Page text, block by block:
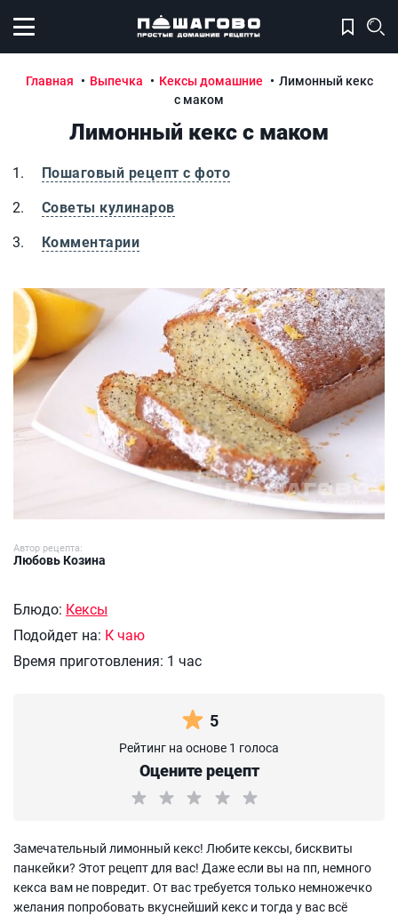
Открыть меню
Главная Выпечка Кексы домашние
Лимонный кекс
с маком
Лимонный кекс с маком
Пошаговый рецепт с фото
Советы кулинаров
Комментарии
Лимонный кекс с маком
Автор рецепта:
Любовь Козина
Блюдо: Кексы
Подойдет на: К чаю
Время приготовления: 1 час
5
Рейтинг на основе 1 голоса
Оцените рецепт
Замечательный лимонный кекс! Любите кексы, бисквиты
панкейки? Этот рецепт для вас! Даже если вы на пп, немного
кекса вам не повредит. От вас требуется только немножечко
желания попробовать вкуснейший кекс и тогда у вас всё